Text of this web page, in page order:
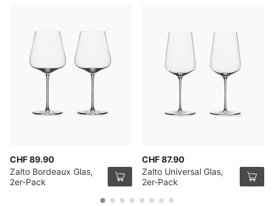
CHF 89.90
Zalto Bordeaux Glas,
2er-Pack
CHF 87.90
Zalto Universal Glas,
2er-Pack